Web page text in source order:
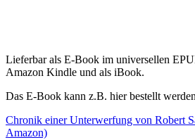
Lieferbar als E-Book im universellen
Amazon Kindle und als iBook.
Das E-Book kann z.B. hier bestellt
Chronik einer Unterwerfung von Robert
Amazon)